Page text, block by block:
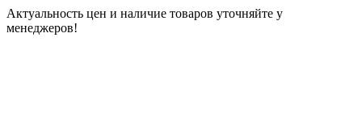
Актуальность цен и наличие товаров уточняйте у
менеджеров!